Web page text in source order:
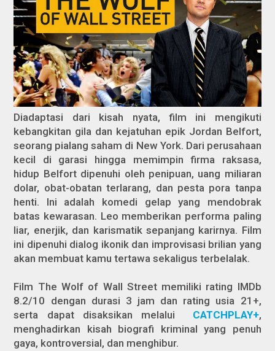
Diadaptasi dari kisah nyata, film ini mengikuti
kebangkitan gila dan kejatuhan epik Jordan Belfort,
seorang pialang saham di New York. Dari perusahaan
kecil di garasi hingga memimpin firma raksasa,
hidup Belfort dipenuhi oleh penipuan, uang miliaran
dolar, obat-obatan terlarang, dan pesta pora tanpa
henti. Ini adalah komedi gelap yang mendobrak
batas kewarasan. Leo memberikan performa paling
liar, enerjik, dan karismatik sepanjang karirnya. Film
ini dipenuhi dialog ikonik dan improvisasi brilian yang
akan membuat kamu tertawa sekaligus terbelalak.
Film The Wolf of Wall Street memiliki rating IMDb
8.2/10 dengan durasi 3 jam dan rating usia 21+,
serta dapat disaksikan melalui
CATCHPLAY+,
menghadirkan kisah biografi kriminal yang penuh
gaya, kontroversial, dan menghibur.